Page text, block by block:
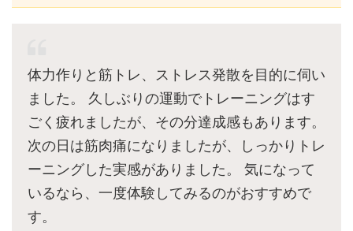
体力作りと筋トレ、ストレス発散を目的に伺い
ました。 久しぶりの運動でトレーニングはす
ごく疲れましたが、その分達成感もあります。
次の日は筋肉痛になりましたが、しっかりトレ
ーニングした実感がありました。 気になって
いるなら、一度体験してみるのがおすすめで
す。